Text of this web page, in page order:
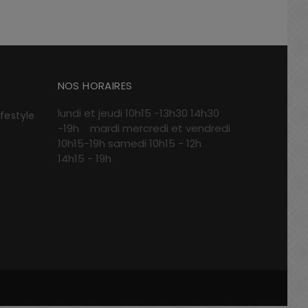
NOS HORAIRES
lundi et jeudi 10h15 -13h30 14h30
-19h mardi mercredi et vendredi
10h15-19h samedi 10h15 - 12h
14h15 - 19h